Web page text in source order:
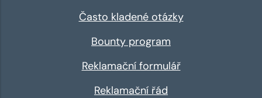
Často kladené otázky
Bounty program
Reklamační formulář
Reklamační řád